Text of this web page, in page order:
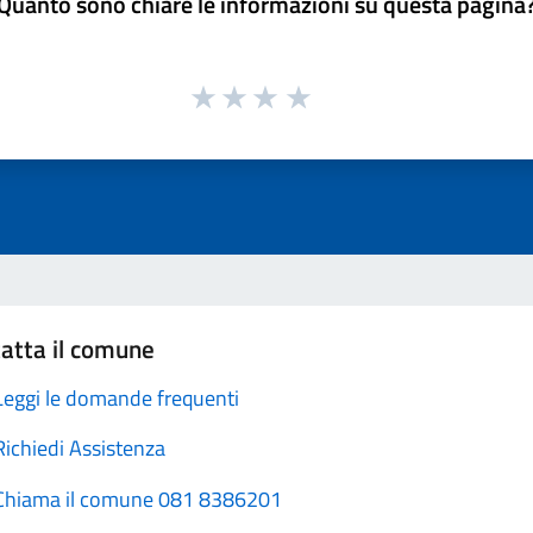
il comune
le domande frequenti
Assistenza
il comune 081 8386201